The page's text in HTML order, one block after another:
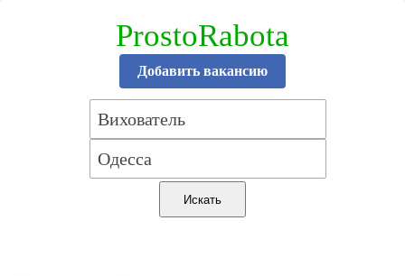
ProstoRabota
Добавить вакансию